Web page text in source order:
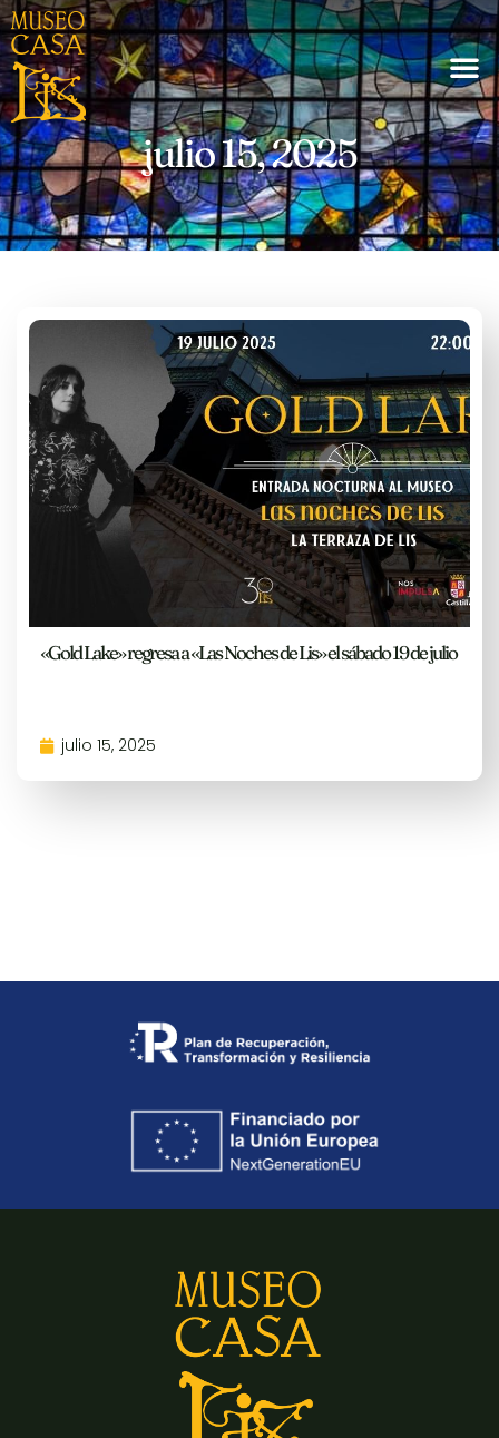
julio 15, 2025
«Gold Lake» regresa a «Las Noches de Lis» el sábado 19 de julio
julio 15, 2025